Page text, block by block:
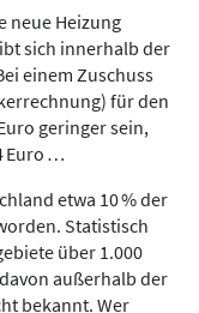
neue Heizung
sich innerhalb der
einem Zuschuss
für den
geringer sein,
Euro …
etwa 10 % der
Statistisch
über 1.000
außerhalb der
bekannt. Wer